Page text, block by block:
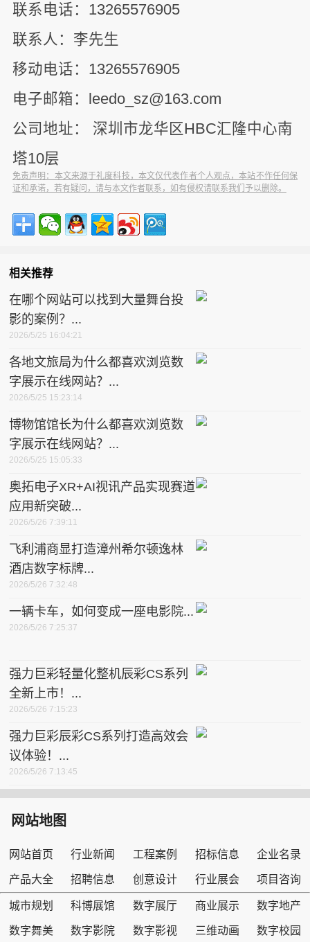
联系电话：13265576905
联系人：李先生
移动电话：13265576905
电子邮箱：leedo_sz@163.com
公司地址： 深圳市龙华区HBC汇隆中心南
塔10层
免责声明：本文来源于礼度科技，本文仅代表作者个人观点，本站不作任何保
证和承诺，若有疑问，请与本文作者联系，如有侵权请联系我们予以删除。
相关推荐
在哪个网站可以找到大量舞台投
影的案例？...
2026/5/25 16:04:21
各地文旅局为什么都喜欢浏览数
字展示在线网站？...
2026/5/25 15:23:14
博物馆馆长为什么都喜欢浏览数
字展示在线网站？...
2026/5/25 15:05:33
奥拓电子XR+AI视讯产品实现赛道
应用新突破...
2026/5/26 7:39:11
飞利浦商显打造漳州希尔顿逸林
酒店数字标牌...
2026/5/26 7:32:48
一辆卡车，如何变成一座电影院...
2026/5/26 7:25:37
强力巨彩轻量化整机辰彩CS系列
全新上市！...
2026/5/26 7:15:23
强力巨彩辰彩CS系列打造高效会
议体验！...
2026/5/26 7:13:45
网站地图
网站首页 行业新闻 工程案例 招标信息 企业名录
产品大全 招聘信息 创意设计 行业展会 项目咨询
城市规划 科博展馆 数字展厅 商业展示 数字地产
数字舞美 数字影院 数字影视 三维动画 数字校园